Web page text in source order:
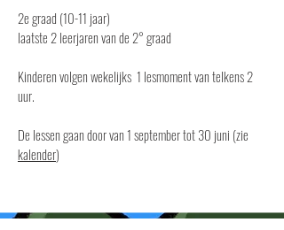
2e graad (10-11 jaar)
laatste 2 leerjaren van de 2° graad
Kinderen volgen wekelijks 1 lesmoment van telkens 2
uur.
De lessen gaan door van1 september tot 30 juni (zie
kalender)